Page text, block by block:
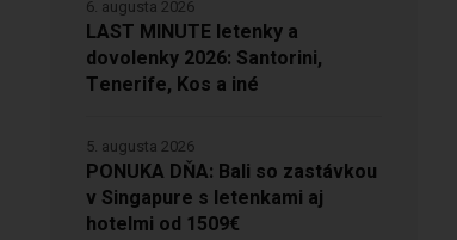
LAST MINUTE letenky a
dovolenky 2026: Santorini,
Tenerife, Kos a iné
6. augusta 2026
PONUKA DŇA: Bali so zastávkou
v Singapure s letenkami aj
hotelmi od 1509€
5. augusta 2026